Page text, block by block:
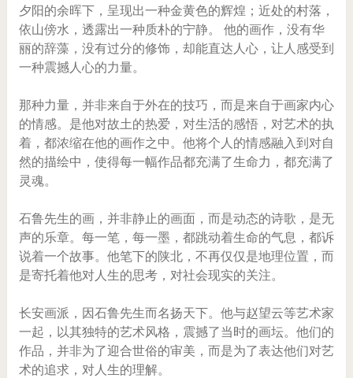
夕阳的余晖下，呈现出一种金黄色的辉煌；近处的村落，
依山傍水，透露出一种质朴的宁静。 他的画作，没有华
丽的辞藻，没有过分的修饰，却能直达人心，让人感受到
一种震撼人心的力量。
那种力量，并非来自于外在的技巧，而是来自于画家内心
的情感。是他对故土的热爱，对生活的感悟，对艺术的执
着，都浓缩在他的画作之中。他将个人的情感融入到对自
然的描绘中，使得每一幅作品都充满了生命力，都充满了
灵魂。
石鲁先生的画，并非静止的画面，而是动态的诗歌，是无
声的乐章。每一笔，每一墨，都跳动着生命的气息，都诉
说着一个故事。他笔下的陕北，不再仅仅是地理位置，而
是寄托着他对人生的思考，对社会现实的关注。
长安画派，因石鲁先生而名扬天下。他与赵望云等艺术家
一起，以其独特的艺术风格，震撼了当时的画坛。他们的
作品，并非为了迎合世俗的审美，而是为了表达他们对艺
术的追求，对人生的理解。